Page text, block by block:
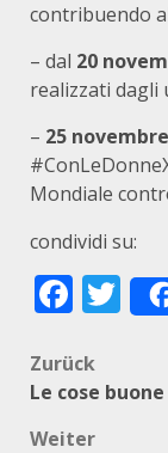
contribuendo
– dal 20
realizzati dagli
– 25 novembre
Mondiale
condividi su:
Zurück
Le cose buone
Weiter